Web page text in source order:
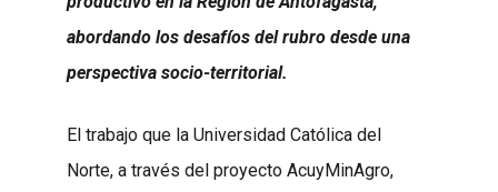
abordando los desafíos del rubro desde una
perspectiva socio-territorial.
El trabajo que la Universidad Católica del
Norte, a través del proyecto AcuyMinAgro,